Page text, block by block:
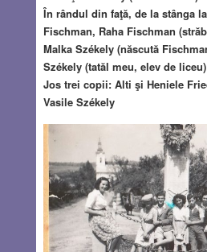
În rândul din faţă, de la stânga
Fischman, Raha Fischman
Malka Székely (născută
Székely (tatăl meu, elev de liceu)
Jos trei copii: Alti şi Heniele
Vasile Székely